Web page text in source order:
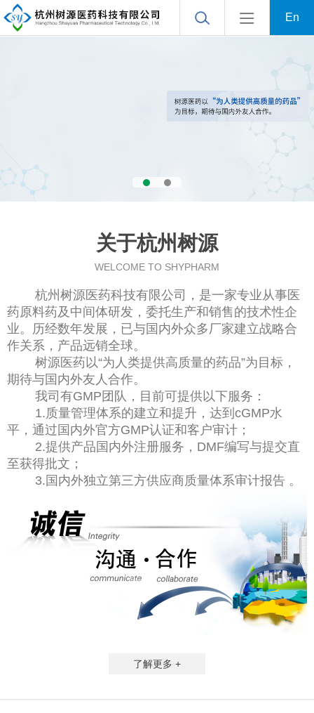
En
关于杭州树源
WELCOME TO SHYPHARM
杭州树源医药科技有限公司
，是一家专业从事医
药原料药及中间体研发，委托生产和销售的技术性企
业。历经数年发展，已与国内外众多厂家建立战略合
作关系，产品远销全球。
树源医药以“为人类提供高质量的药品”为目标，
期待与国内外友人合作。
我司有GMP团队，目前可提供以下服务：
1.质量管理体系的建立和提升，达到cGMP水
平，通过国内外官方GMP认证和客户审计；
2.提供产品国内外注册服务，DMF编写与提交直
至获得批文；
3.国内外独立第三方供应商质量体系审计报告 。
了解更多 +